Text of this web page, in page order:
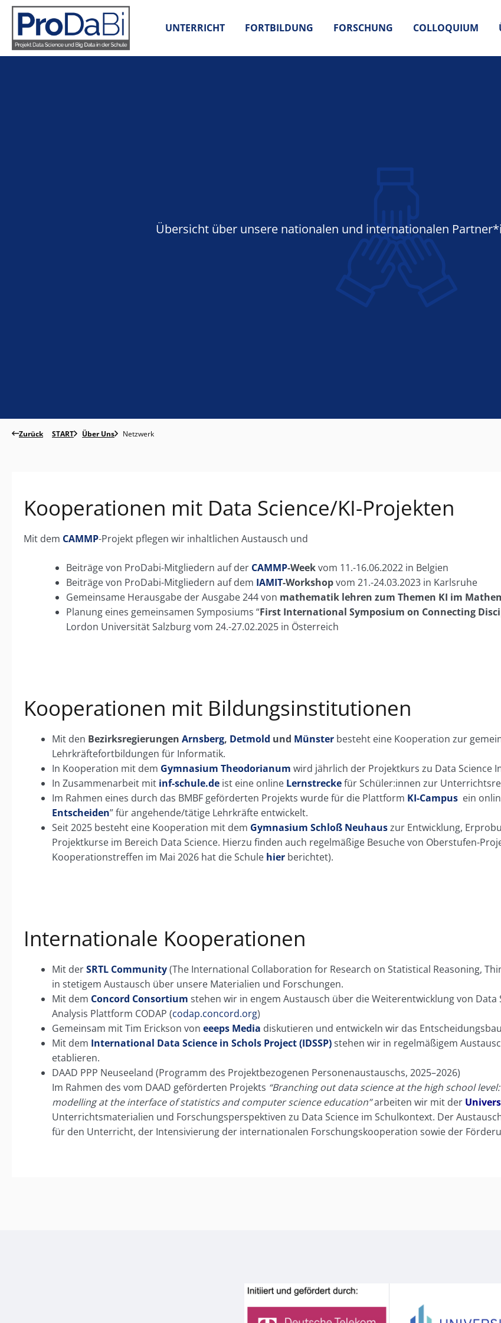
Zum
Inhalt
springen
UNTERRICHT FORTBILDUNG FORSCHUNG COLLOQUIUM
Übersicht über unsere nationalen und internationalen
Zurück START Über Uns Netzwerk
Kooperationen mit Data Science/KI-Projekten
Mit dem CAMMP-Projekt pflegen wir inhaltlichen Austausch und
Beiträge von ProDabi-Mitgliedern auf der CAMMP-Weekvom 11.-16.06.2022 in Belgien
Beiträge von ProDabi-Mitgliedern auf dem IAMIT-Workshopvom 21.-24.03.2023 in Karlsruhe
Gemeinsame Herausgabe der Ausgabe 244 von mathematik lehren zum Themen KI im
Planung eines gemeinsamen Symposiums “First International Symposium on Connecting
Lordon Universität Salzburg vom 24.-27.02.2025 in Österreich
Kooperationen mit Bildungsinstitutionen
Mit den Bezirksregierungen Arnsberg, Detmold und Münster besteht eine Kooperation zur
Lehrkräftefortbildungen für Informatik.
In Kooperation mit dem Gymnasium Theodorianum wird jährlich der Projektkurs zu Data Science
In Zusammenarbeit mit inf-schule.de ist eine online Lernstreckefür Schüler:innen zur
Im Rahmen eines durch das BMBF geförderten Projekts wurde für die Plattform KI-Campus ein
Entscheiden” für angehende/tätige Lehrkräfte entwickelt.
Seit 2025 besteht eine Kooperation mit dem Gymnasium Schloß Neuhauszur Entwicklung,
Projektkurse im Bereich Data Science. Hierzu finden auch regelmäßige Besuche von Oberstufen-
Kooperationstreffen im Mai 2026 hat die Schule hier berichtet).
Internationale Kooperationen
Mit derSRTL Community(The International Collaboration for Research on Statistical Reasoning,
in stetigem Austausch über unsere Materialien und Forschungen.
Mit dem Concord Consortium stehen wir in engem Austausch über die Weiterentwicklung von
Analysis Plattform CODAP (codap.concord.org)
Gemeinsam mit Tim Erickson von eeeps Media diskutieren und entwickeln wir das
Mit dem International Data Science in Schols Project (IDSSP)stehen wir in regelmäßigem
etablieren.
DAAD PPP Neuseeland (Programm des Projektbezogenen Personenaustauschs, 2025–2026)
Im Rahmen des vom DAAD geförderten Projekts “Branching out data science at the high school
modelling at the interface of statistics and computer science education”arbeiten wir mit der
Unterrichtsmaterialien und Forschungsperspektiven zu Data Science im Schulkontext. Der
für den Unterricht, der Intensivierung der internationalen Forschungskooperation sowie der